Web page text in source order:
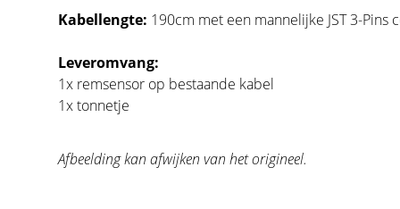
Kabellengte: 190cm met een mannelijke JST 3-Pins
Leveromvang:
1x remsensor op bestaande kabel
1x tonnetje
Afbeelding kan afwijken van het origineel.